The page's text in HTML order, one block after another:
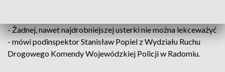
- Żadnej, nawet najdrobniejszej usterki nie można lekceważyć
- mówi podinspektor Stanisław Popiel z Wydziału Ruchu
Drogowego Komendy Wojewódzkiej Policji w Radomiu.